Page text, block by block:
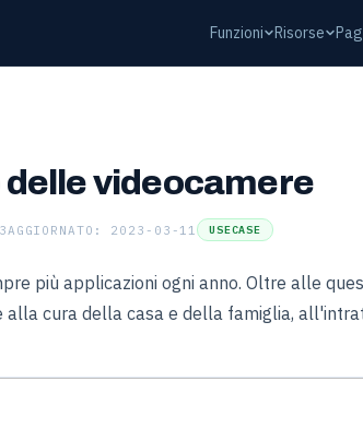
Funzioni Risorse
videocamere
AGGIORNATO: 2023-03-11 USECASE
più applicazioni ogni anno. Oltre alle
cura della casa e della famiglia,